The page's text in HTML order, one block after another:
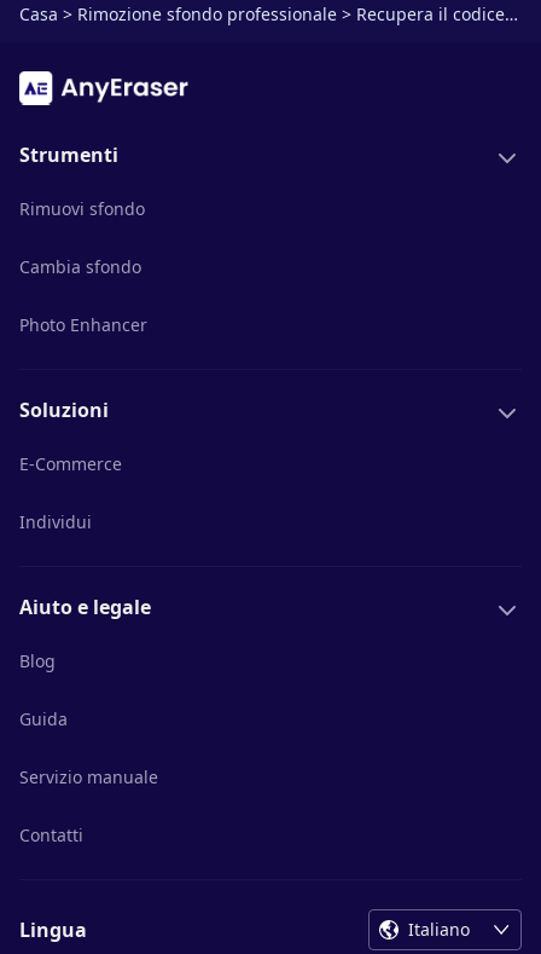
Casa > Rimozione sfondo professionale > Recupera il codice di licenza
Strumenti
Rimuovi sfondo
Cambia sfondo
Photo Enhancer
Soluzioni
E-Commerce
Individui
Aiuto e legale
Blog
Guida
Servizio manuale
Contatti
Lingua Italiano